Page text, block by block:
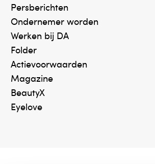
Persberichten
Ondernemer worden
Werken bij DA
Folder
Actievoorwaarden
Magazine
BeautyX
Eyelove